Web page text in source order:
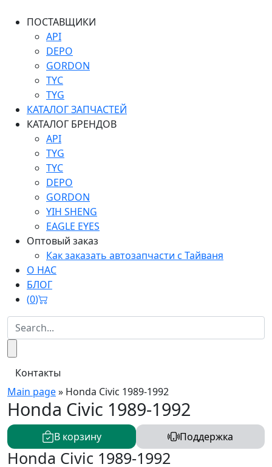
ПОСТАВЩИКИ
API
DEPO
GORDON
TYC
TYG
КАТАЛОГ ЗАПЧАСТЕЙ
КАТАЛОГ БРЕНДОВ
API
TYG
TYC
DEPO
GORDON
YIH SHENG
EAGLE EYES
Оптовый заказ
Как заказать автозапчасти с Тайваня
О НАС
БЛОГ
(0)
Контакты
Main page» Honda Civic 1989-1992
Honda Civic 1989-1992
В корзину Поддержка
Honda Civic 1989-1992